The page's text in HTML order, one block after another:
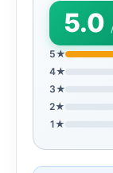
5.0
5★
4★
3★
2★
1★